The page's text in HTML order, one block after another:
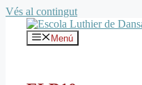
Vés al contingut
Menú